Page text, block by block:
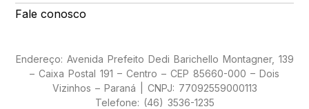
Fale conosco
Endereço: Avenida Prefeito Dedi Barichello Montagner, 139
– Caixa Postal 191 – Centro – CEP 85660-000 – Dois
Vizinhos – Paraná | CNPJ: 77092559000113
Telefone: (46) 3536-1235